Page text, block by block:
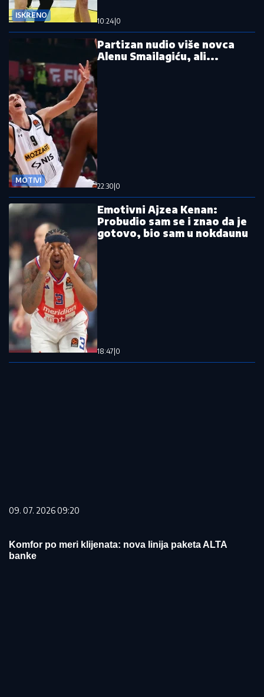
ISKRENO
10:24 0
MOTIVI
Partizan nudio više novca
Alenu Smailagiću, ali...
22:30 0
Emotivni Ajzea Kenan:
Probudio sam se i znao da je
gotovo, bio sam u nokdaunu
18:47 0
09. 07. 2026 09:20
Komfor po meri klijenata: nova linija paketa ALTA
banke